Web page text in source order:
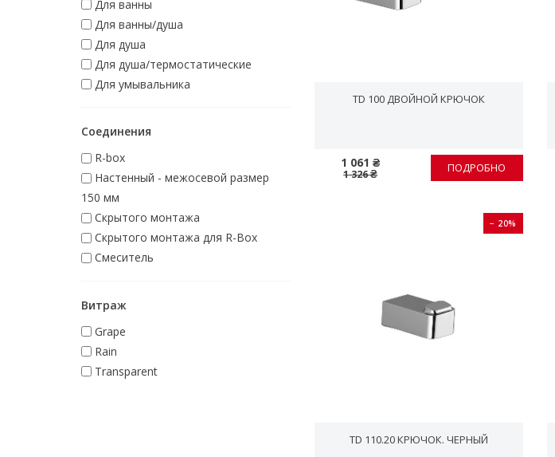
Для ванны
Для ванны/душа
Для душа
Для душа/термостатические
Для умывальника
Соединения
R-box
Настенный - межосевой размер
150 мм
Скрытого монтажа
Скрытого монтажа для R-Box
Смеситель
Витраж
Grape
Rain
Transparent
TD 100 ДВОЙНОЙ КРЮЧОК
1 061 ₴
1 326 ₴ ПОДРОБНО
− 20%
TD 110.20 КРЮЧОК. ЧЕРНЫЙ